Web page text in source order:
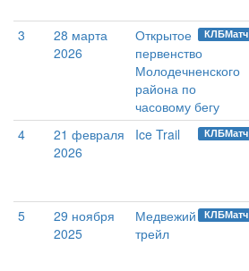
3
28 марта
2026
КЛБМатч
Открытое
первенство
Молодечненского
района по
часовому бегу
4
21 февраля
2026
КЛБМатч
Ice Trail
5
29 ноября
2025
КЛБМатч
Медвежий
трейл